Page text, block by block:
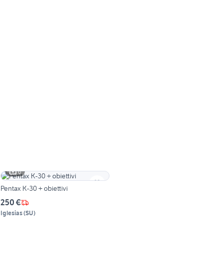
6
Pentax K-30 + obiettivi
250 €
Iglesias(SU)